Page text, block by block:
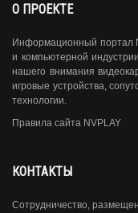
О ПРОЕКТЕ
Информационный портал
и компьютерной
нашего внимания
игровые устройства,
технологии.
Правила сайта NVPLAY
КОНТАКТЫ
Сотрудничество,